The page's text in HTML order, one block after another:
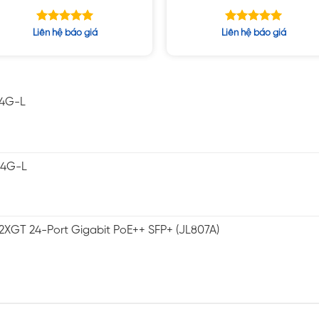
vPro, 8GB , 512GB SSD,15.6
inch
Được xếp
Liên hệ báo giá
A4000 8GB, 17.3″ UHD, Win10
Được xếp
Liên hệ báo giá
L
L
24-Port Gigabit PoE++ SFP+ (JL807A)